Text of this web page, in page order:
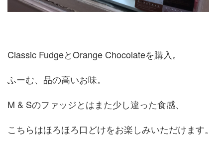
Classic FudgeとOrange Chocolateを購入。
ふーむ、品の高いお味。
M & Sのファッジとはまた少し違った食感、
こちらはほろほろ口どけをお楽しみいただけます。